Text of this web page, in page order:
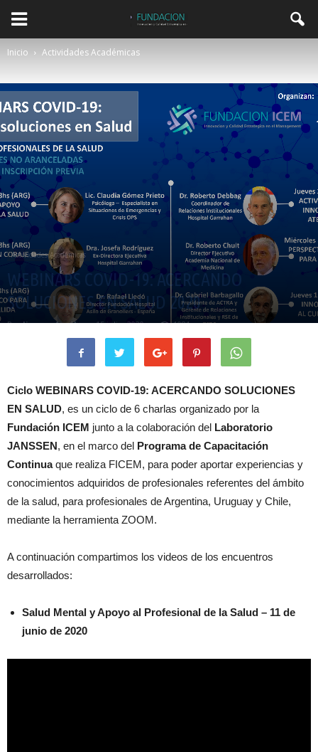
Inicio Actividades Académicas
Actividades Académicas
WEBINARS COVID-19: ACERCANDO
SOLUCIONES EN SALUD 2020
PorJimena Aguilar - 15 julio, 2020 1081
Ciclo WEBINARS COVID-19: ACERCANDO SOLUCIONES
EN SALUD, es un ciclo de 6 charlas organizado por la
Fundación ICEM junto a la colaboración del Laboratorio
JANSSEN, en el marco del Programa de Capacitación
Continuaque realiza FICEM, para poder aportar experiencias y
conocimientos adquiridos de profesionales referentes del ámbito
de la salud, para profesionales de Argentina, Uruguay y Chile,
mediante la herramienta ZOOM.
A continuación compartimos los videos de los encuentros
desarrollados:
Salud Mental y Apoyo al Profesional de la Salud – 11 de
junio de 2020